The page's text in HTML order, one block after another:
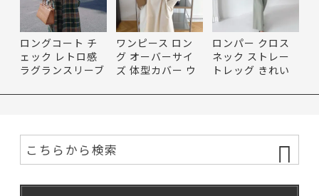
ロングコート チ
ェック レトロ感
ラグランスリーブ
ワンピース ロン
グ オーバーサイ
ズ 体型カバー ウ
ロンパー クロス
ネック ストレー
トレッグ きれい